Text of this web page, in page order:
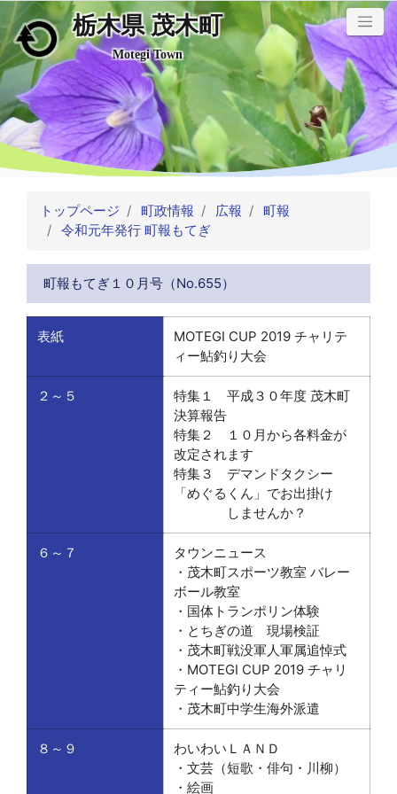
メインコンテンツにスキップ
栃木県 茂木町
Motegi Town
トップページ 町政情報 広報
町報
令和元年発行 町報もてぎ
町報もてぎ１０月号（No.655）
表紙
MOTEGI CUP 2019 チャリテ
ィー鮎釣り大会
２～５
特集１ 平成３０年度 茂木町
決算報告
特集２ １０月から各料金が
改定されます
特集３ デマンドタクシー
「めぐるくん」でお出掛け
しませんか？
６～７
タウンニュース
・茂木町スポーツ教室 バレー
ボール教室
・国体トランポリン体験
・とちぎの道 現場検証
・茂木町戦没軍人軍属追悼式
・MOTEGI CUP 2019 チャリ
ティー鮎釣り大会
・茂木町中学生海外派遣
８～９
わいわいＬＡＮＤ
・文芸（短歌・俳句・川柳）
・絵画